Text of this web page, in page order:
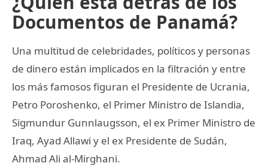
Documentos de Panamá?
Una multitud de celebridades, políticos y personas
de dinero están implicados en la filtración y entre
los más famosos figuran el Presidente de Ucrania,
Petro Poroshenko, el Primer Ministro de Islandia,
Sigmundur Gunnlaugsson, el ex Primer Ministro de
Iraq, Ayad Allawi y el ex Presidente de Sudán,
Ahmad Ali al-Mirghani.